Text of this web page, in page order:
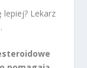
Lekarz